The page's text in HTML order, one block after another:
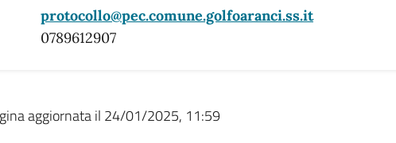
protocollo@pec.comune.golfoaranci.ss.it
0789612907
aggiornata il 24/01/2025, 11:59